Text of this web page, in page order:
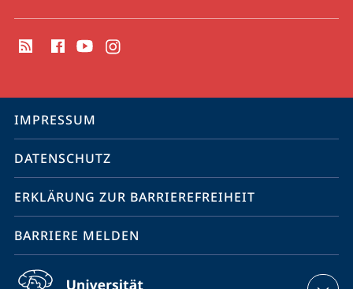
Media
Service-
Navigation
IMPRESSUM
DATENSCHUTZ
ERKLÄRUNG ZUR BARRIEREFREIHEIT
BARRIERE MELDEN